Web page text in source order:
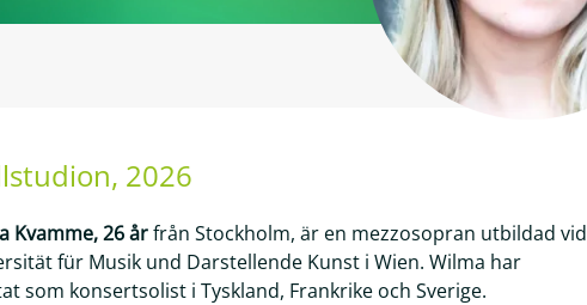
, 2026
Kvamme, 26 årfrån Stockholm, är en mezzosopran utbildad vid
für Musik und Darstellende Kunst i Wien. Wilma har
som konsertsolist i Tyskland, Frankrike och Sverige.